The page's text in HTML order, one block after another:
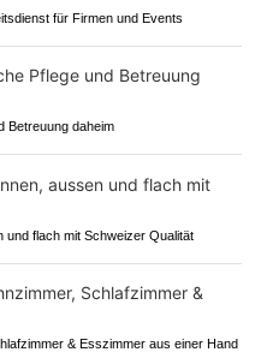
für Firmen und Events
Betreuung daheim
flach mit Schweizer Qualität
& Esszimmer aus einer Hand